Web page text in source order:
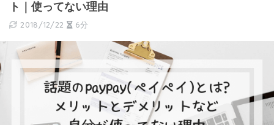
ト｜使ってない理由
2018/12/22 6分